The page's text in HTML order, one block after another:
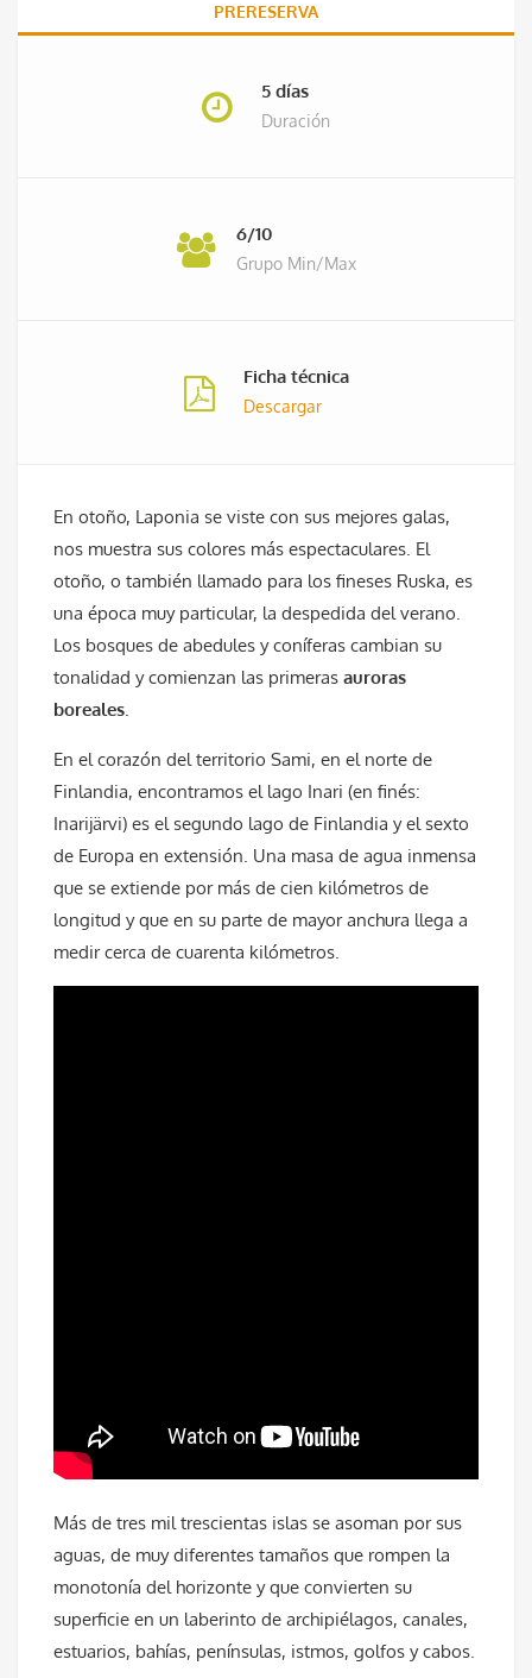
PRERESERVA
5 días
Duración
6/10
Grupo Min/Max
Ficha técnica
Descargar
En otoño, Laponia se viste con sus mejores galas,
nos muestra sus colores más espectaculares. El
otoño, o también llamado para los fineses Ruska, es
una época muy particular, la despedida del verano.
Los bosques de abedules y coníferas cambian su
tonalidad y comienzan las primeras auroras
boreales.
En el corazón del territorio Sami, en el norte de
Finlandia, encontramos el lago Inari (en finés:
Inarijärvi) es el segundo lago de Finlandia y el sexto
de Europa en extensión. Una masa de agua inmensa
que se extiende por más de cien kilómetros de
longitud y que en su parte de mayor anchura llega a
medir cerca de cuarenta kilómetros.
Más de tres mil trescientas islas se asoman por sus
aguas, de muy diferentes tamaños que rompen la
monotonía del horizonte y que convierten su
superficie en un laberinto de archipiélagos, canales,
estuarios, bahías, penínsulas, istmos, golfos y cabos.